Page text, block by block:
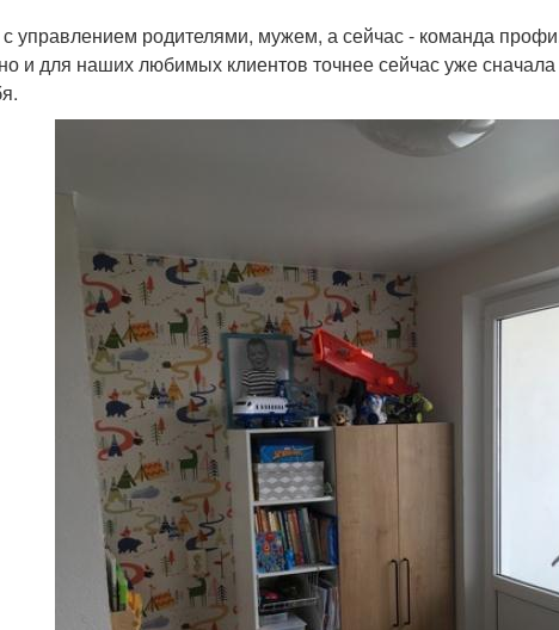
с управлением родителями, мужем, а сейчас - команда
и для наших любимых клиентов точнее сейчас уже